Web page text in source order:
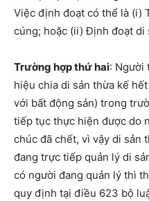
Việc định đoạt có thể là (i)
cúng; hoặc (ii) Định đoạt di
Trường hợp thứ hai: Người
hiệu chia di sản thừa kế
với bất động sản) trong
tiếp tục thực hiện được do
chúc đã chết, vì vậy di sản
đang trực tiếp quản lý di
có người đang quản lý thì
quy định tại điều 623 bộ